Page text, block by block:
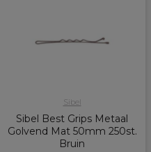
Sibel
Sibel Best Grips Metaal
Golvend Mat 50mm 250st.
Bruin